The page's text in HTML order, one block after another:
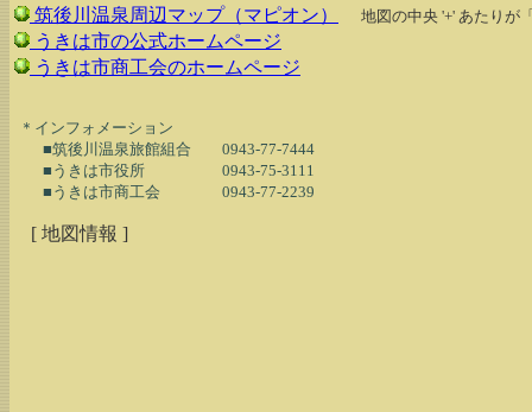
筑後川温泉周辺マップ（マピオン） 地図の中央 '+' あたりが
うきは市の公式ホームページ
うきは市商工会のホームページ
  ＊インフォメーション
■筑後川温泉旅館組合　　0943-77-7444
■うきは市役所　　　　　0943-75-3111
[ 地図情報 ]